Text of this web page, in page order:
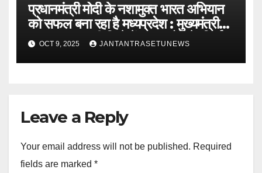
प्रधानमंत्री मोदी के नशामुक्त भारत अभियान
को सफल बना रहा है मध्यप्रदेश : मुख्यमंत्री
डॉ. यादवबड़वानी जिले में 60 करोड़ के निर्माण
कार्यों का वर्चुअली किया लोकार्पण और
शिलान्यास
OCT 9, 2025 JANTANTRASETUNEWS
Leave a Reply
Your email address will not be published. Required
fields are marked *